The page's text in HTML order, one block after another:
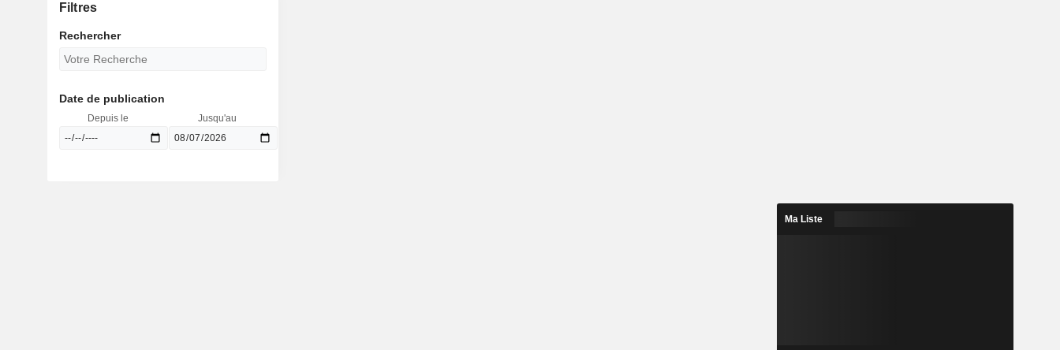
Filtres
Rechercher
Date de publication
Depuis le Jusqu'au
Ma Liste